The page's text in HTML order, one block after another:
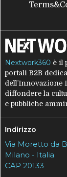
Nextwork360 è il
portali B2B
dell’Innovazione
diffondere la
e pubbliche
Indirizzo
Via Moretto da
Milano - Italia
CAP 20133